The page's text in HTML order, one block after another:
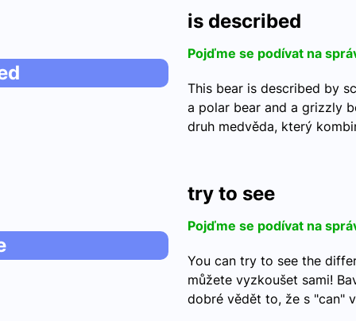
is described
Pojďme se podívat na
This bear is described by
a polar bear and a grizzly
druh medvěda, který
try to see
Pojďme se podívat na
You can try to see the
můžete vyzkoušet sami!
dobré vědět to, že s "can"